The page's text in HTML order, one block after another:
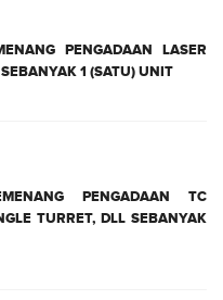
PENGADAAN LASER
1 (SATU) UNIT
PENGADAAN TC
TURRET, DLL SEBANYAK